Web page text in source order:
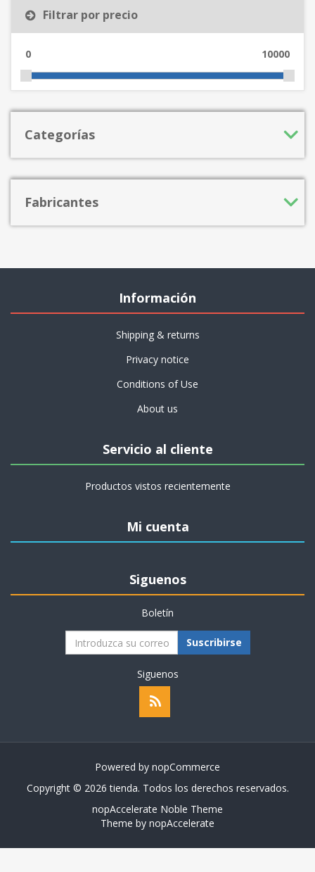
Filtrar por precio
0 10000
Categorías
Fabricantes
Información
Shipping & returns
Privacy notice
Conditions of Use
About us
Servicio al cliente
Productos vistos recientemente
Mi cuenta
Siguenos
Boletín
Suscribirse
Siguenos
Powered by nopCommerce
Copyright © 2026 tienda. Todos los derechos reservados.
nopAccelerate Noble Theme
Theme by nopAccelerate